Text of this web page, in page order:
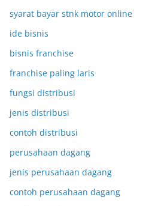
syarat bayar stnk motor online
ide bisnis
bisnis franchise
franchise paling laris
fungsi distribusi
jenis distribusi
contoh distribusi
perusahaan dagang
jenis perusahaan dagang
contoh perusahaan dagang